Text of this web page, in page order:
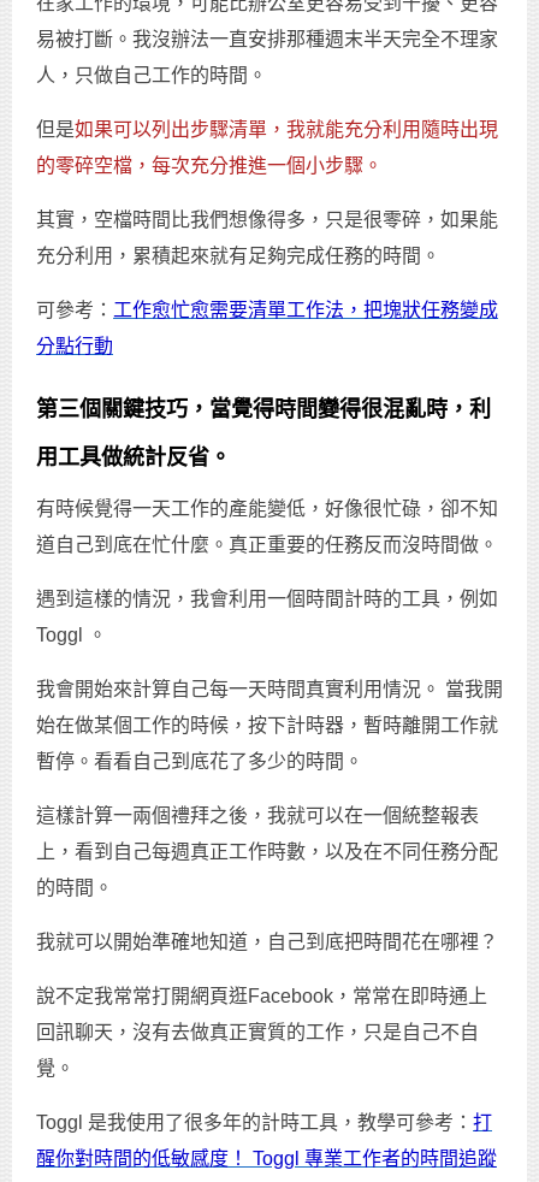
易被打斷。我沒辦法一直安排那種週末半天完全不理家
人，只做自己工作的時間。
但是如果可以列出步驟清單，我就能充分利用隨時出現
的零碎空檔，每次充分推進一個小步驟。
其實，空檔時間比我們想像得多，只是很零碎，如果能
充分利用，累積起來就有足夠完成任務的時間。
可參考： 工作愈忙愈需要清單工作法，把塊狀任務變成
分點行動
第三個關鍵技巧，當覺得時間變得很混亂時，利
用工具做統計反省。
有時候覺得一天工作的產能變低，好像很忙碌，卻不知
道自己到底在忙什麼。真正重要的任務反而沒時間做。
遇到這樣的情況，我會利用一個時間計時的工具，例如
Toggl 。
我會開始來計算自己每一天時間真實利用情況。 當我開
始在做某個工作的時候，按下計時器，暫時離開工作就
暫停。看看自己到底花了多少的時間。
這樣計算一兩個禮拜之後，我就可以在一個統整報表
上，看到自己每週真正工作時數，以及在不同任務分配
的時間。
我就可以開始準確地知道，自己到底把時間花在哪裡？
說不定我常常打開網頁逛Facebook，常常在即時通上
回訊聊天，沒有去做真正實質的工作，只是自己不自
覺。
Toggl 是我使用了很多年的計時工具，教學可參考： 打
醒你對時間的低敏感度！ Toggl 專業工作者的時間追蹤